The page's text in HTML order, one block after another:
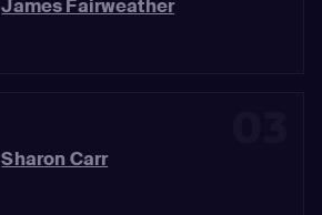
James Fairweather
Sharon Carr